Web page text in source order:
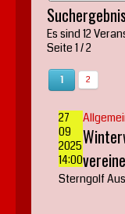
Es sind 12
Seite 1 / 2
1 2
27
09
2025
14:00vereine
Sterngolf